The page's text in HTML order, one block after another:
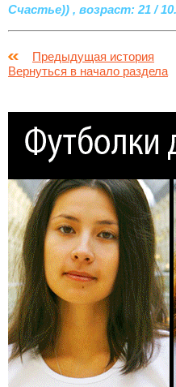
Счастье)) , возраст: 21 /
Предыдущая история
Вернуться в начало раздела